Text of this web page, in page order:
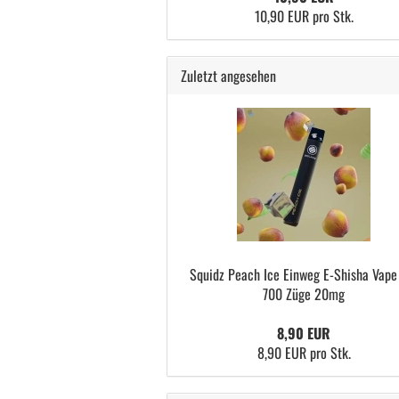
10,90 EUR pro Stk.
Zuletzt angesehen
Squidz Peach Ice Einweg E-Shisha
700 Züge 20mg
8,90 EUR
8,90 EUR pro Stk.